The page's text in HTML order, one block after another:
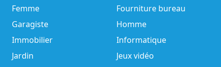
Femme
Fourniture bureau
Garagiste
Homme
Immobilier
Informatique
Jardin
Jeux vidéo